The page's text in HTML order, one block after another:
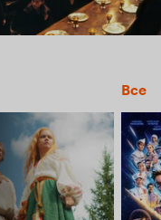
Все